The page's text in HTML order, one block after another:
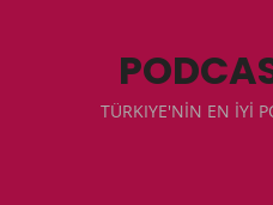
TÜRKIYE'NİN EN İYİ